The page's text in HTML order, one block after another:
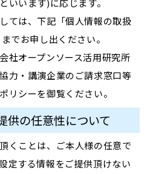
いいます)に応じます。
ては、下記「個人情報の取扱
でお申し出ください。
社オープンソース活用研究所
力・講演企業のご請求窓口等
リシーを御覧ください。
供の任意性について
くことは、ご本人様の任意で
定する情報をご提供頂けない